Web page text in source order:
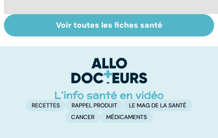
Grand froid : nos
conseils
Perturbateurs
endocriniens :
notre santé
Voir toutes les fiches santé
RECETTES RAPPEL PRODUIT
LE MAG DE LA SANTÉ
CANCER
MÉDICAMENTS